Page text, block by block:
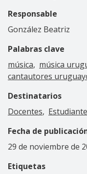
Responsable
González Beatriz
Palabras clave
música
música
cantautores
Destinatarios
Docentes
Fecha de
29 de noviembre de
Etiquetas